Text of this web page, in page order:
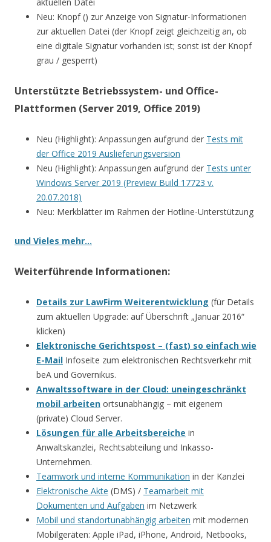
Neu: Knopf () zur Anzeige von Signatur-Informationen
zur aktuellen Datei (der Knopf zeigt gleichzeitig an, ob
eine digitale Signatur vorhanden ist; sonst ist der Knopf
grau / gesperrt)
Unterstützte Betriebssystem- und Office-
Plattformen (Server 2019, Office 2019)
Neu (Highlight): Anpassungen aufgrund der Tests mit
der Office 2019 Auslieferungsversion
Neu (Highlight): Anpassungen aufgrund der Tests unter
Windows Server 2019 (Preview Build 17723 v.
20.07.2018)
Neu: Merkblätter im Rahmen der Hotline-Unterstützung
und Vieles mehr…
Weiterführende Informationen:
Details zur LawFirm Weiterentwicklung (für Details
zum aktuellen Upgrade: auf Überschrift „Januar 2016“
klicken)
Elektronische Gerichtspost – (fast) so einfach wie
E-Mail Infoseite zum elektronischen Rechtsverkehr mit
beA und Governikus.
Anwaltssoftware in der Cloud: uneingeschränkt
mobil arbeiten ortsunabhängig – mit eigenem
(private) Cloud Server.
Lösungen für alle Arbeitsbereiche in
Anwaltskanzlei, Rechtsabteilung und Inkasso-
Unternehmen.
Teamwork und interne Kommunikation in der Kanzlei
Elektronische Akte (DMS) / Teamarbeit mit
Dokumenten und Aufgaben im Netzwerk
Mobil und standortunabhängig arbeiten mit modernen
Mobilgeräten: Apple iPad, iPhone, Android, Netbooks,